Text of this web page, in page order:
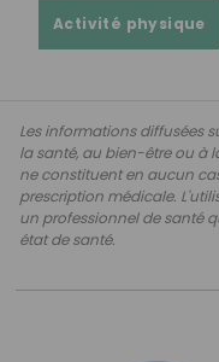
Activité physique
Les informations diffusées
la santé, au bien-être ou à
ne constituent en aucun
prescription médicale.
un professionnel de santé
état de santé.